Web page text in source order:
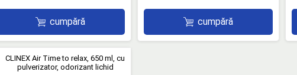
cumpără cumpără